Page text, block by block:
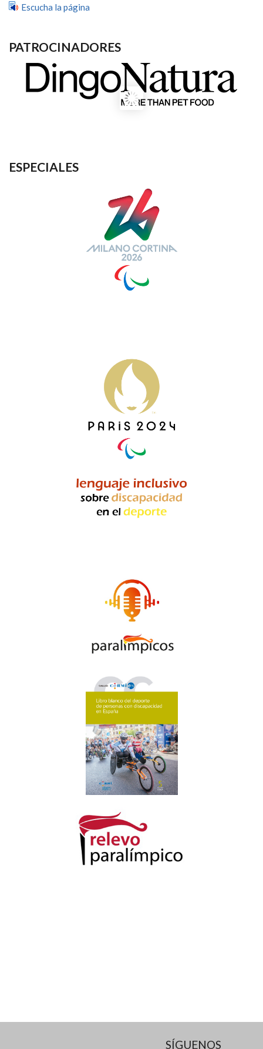
Escucha la página
PATROCINADORES
ESPECIALES
SÍGUENOS